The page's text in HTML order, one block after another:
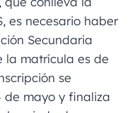
es necesario haber
Secundaria
la matrícula es de
se
mayo y finaliza